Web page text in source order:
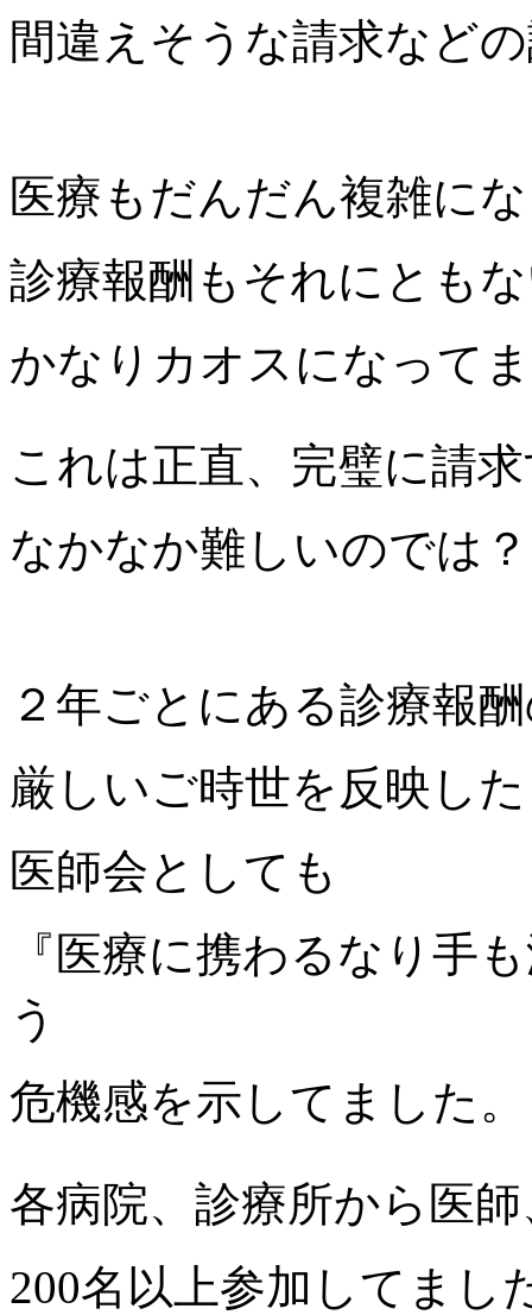
間違えそうな請求など
医療もだんだん複雑に
診療報酬もそれにとも
かなりカオスになって
これは正直、完璧に請
なかなか難しいのでは
２年ごとにある診療報
厳しいご時世を反映し
医師会としても
『医療に携わるなり手
う
危機感を示してました。
各病院、診療所から医
200名以上参加してまし